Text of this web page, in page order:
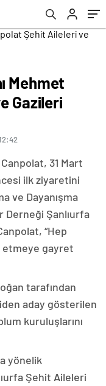
Mehmet
Gazileri
31 Mart
ilk ziyaretini
ve Dayanışma
Derneği Şanlıurfa
“Hep
gayret
tarafından
aday gösterilen
kuruluşlarını
yönelik
Şehit Aileleri